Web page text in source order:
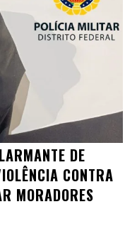
DE
CONTRA
MORADORES